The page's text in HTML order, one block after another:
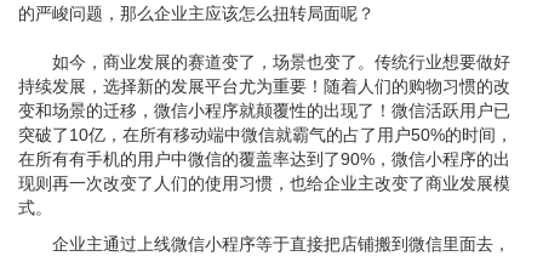
的严峻问题，那么企业主应该怎么扭转局面呢？
如今，商业发展的赛道变了，场景也变了。传统行业想要做好
持续发展，选择新的发展平台尤为重要！随着人们的购物习惯的改
变和场景的迁移，微信小程序就颠覆性的出现了！微信活跃用户已
突破了10亿，在所有移动端中微信就霸气的占了用户50%的时间，
在所有有手机的用户中微信的覆盖率达到了90%，微信小程序的出
现则再一次改变了人们的使用习惯，也给企业主改变了商业发展模
式。
企业主通过上线微信小程序等于直接把店铺搬到微信里面去，